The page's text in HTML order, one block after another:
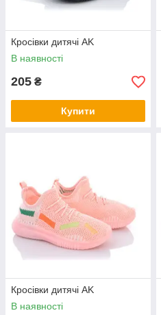
Кросівки дитячі AK
В наявності
205 ₴
Купити
Кросівки дитячі AK
В наявності